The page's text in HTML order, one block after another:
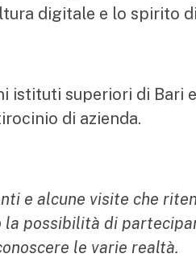
digitale e lo spirito
istituti superiori di Bari e
di azienda.
e alcune visite che
la possibilità di
le varie realtà.